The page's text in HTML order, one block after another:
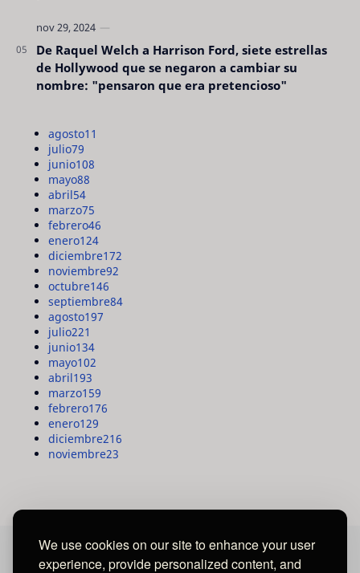
We use cookies on our site to enhance your user
experience, provide personalized content, and
De Raquel Welch a Harrison Ford, siete estrellas
de Hollywood que se negaron a cambiar su
nombre: "pensaron que era pretencioso"
agosto11
julio79
junio108
mayo88
abril54
marzo75
febrero46
enero124
diciembre172
noviembre92
octubre146
septiembre84
agosto197
julio221
junio134
mayo102
abril193
marzo159
febrero176
enero129
diciembre216
noviembre23